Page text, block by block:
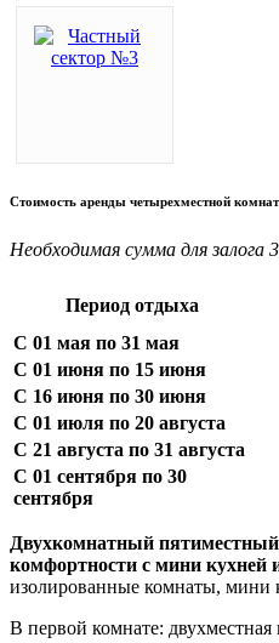
Стоимость аренды четырехместной
Необходимая сумма для залога
Период отдыха
С 01 мая по 31 мая
С 01 июня по 15 июня
С 16 июня по 30 июня
С 01 июля по 20 августа
С 21 августа по 31 августа
С 01 сентября по 30
сентября
Двухкомнатный
комфортности с мини кухней
изолированные комнаты, мини
В первой комнате: двухместная